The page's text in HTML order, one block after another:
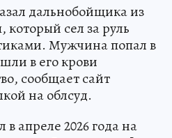
дальнобойщика из
который сел за руль
Мужчина попал в
в его крови
сообщает сайт
на облсуд.
апреле 2026 года на